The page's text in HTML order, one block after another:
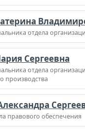
отдела
Сергеевна
отдела
производства
правового обеспечения